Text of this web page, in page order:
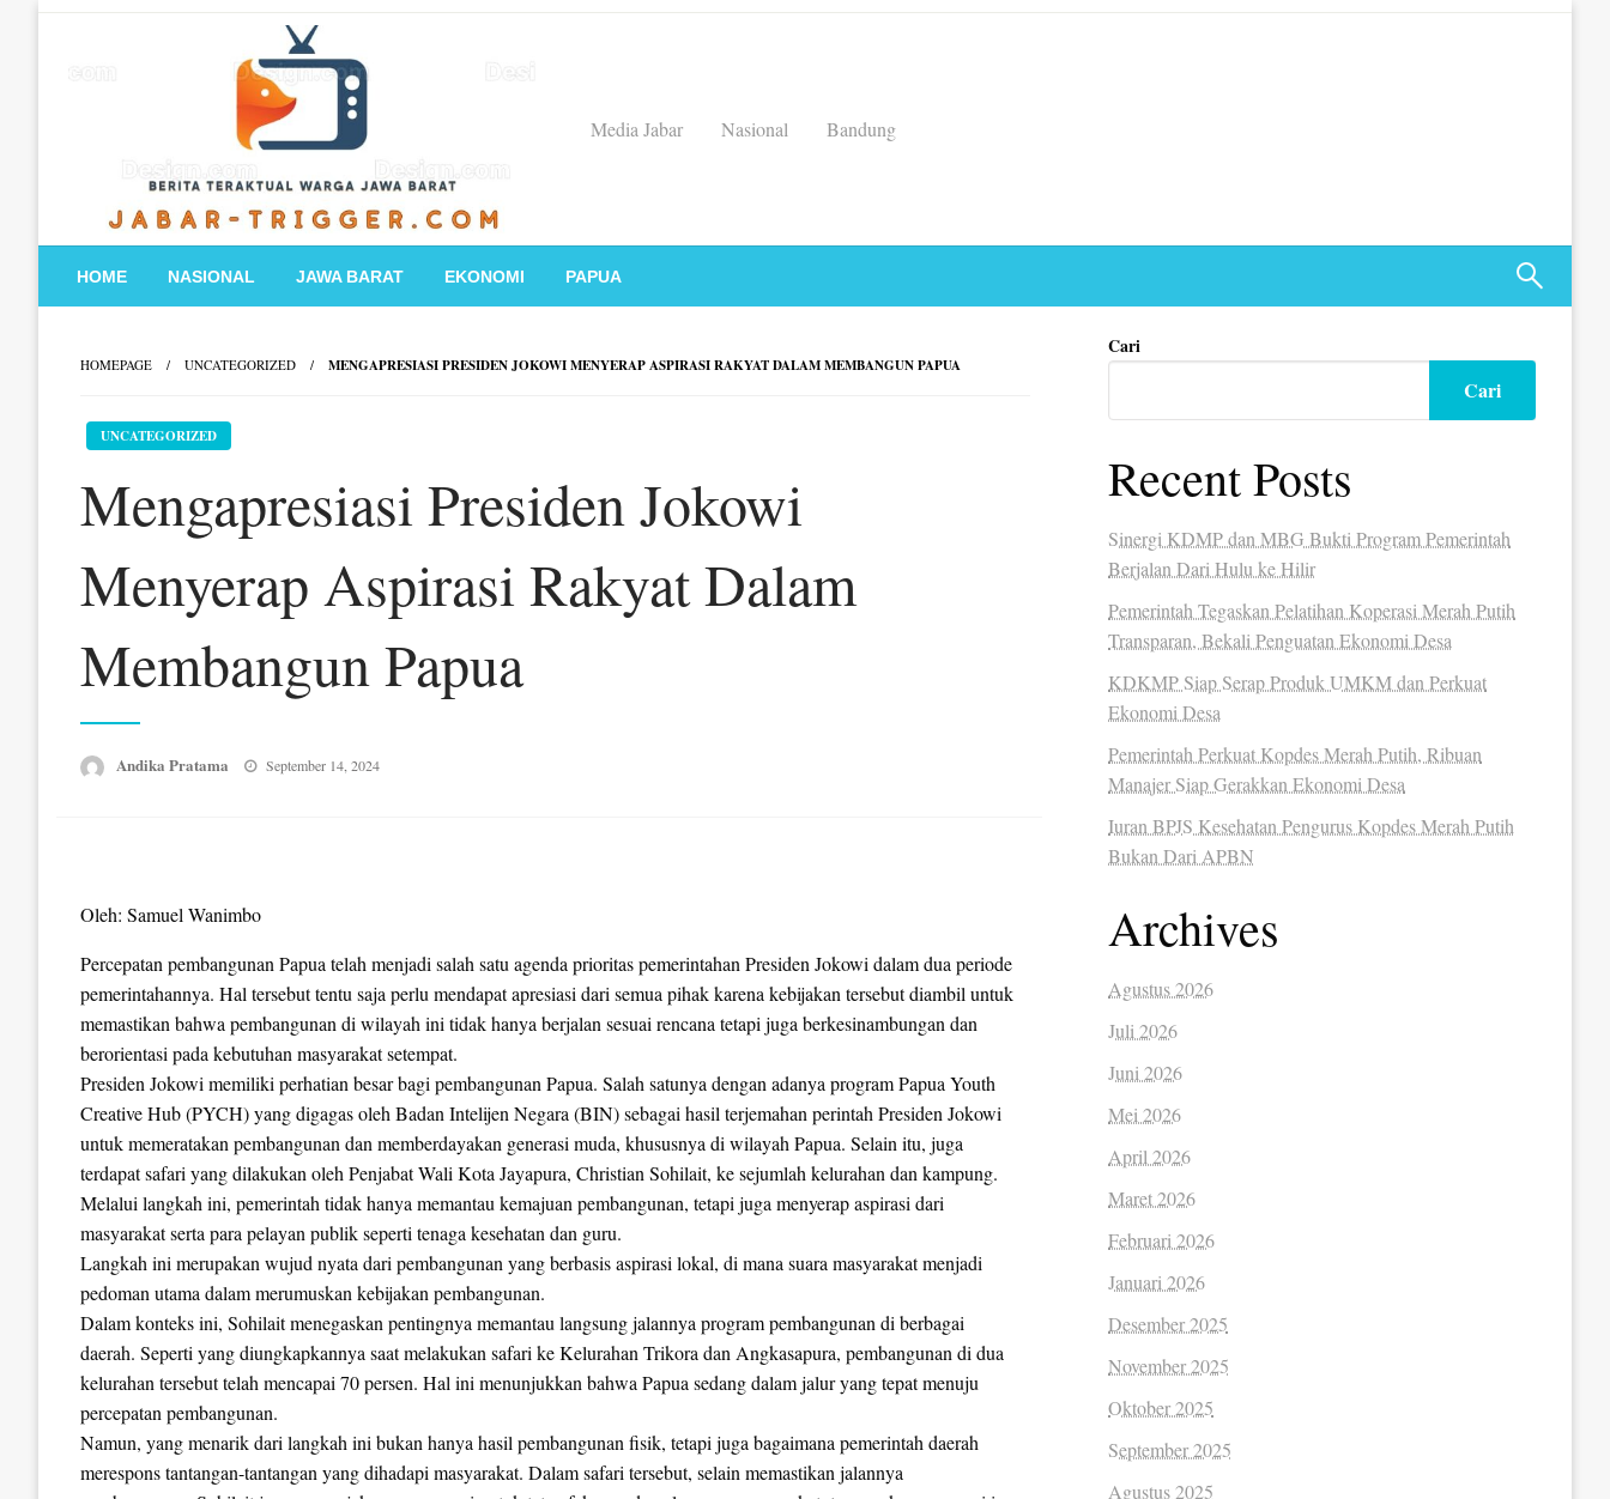
Media Jabar
Nasional Bandung
HOME NASIONAL JAWA BARAT EKONOMI PAPUA
HOMEPAGE UNCATEGORIZED MENGAPRESIASI PRESIDEN JOKOWI MENYERAP ASPIRASI RAKYAT DALAM MEMBANGUN PAPUA
UNCATEGORIZED
Mengapresiasi Presiden Jokowi
Menyerap Aspirasi Rakyat Dalam
Membangun Papua
Andika Pratama
Posted
September 14, 2024
Oleh: Samuel Wanimbo
Percepatan pembangunan Papua telah menjadi salah satu agenda prioritas pemerintahan Presiden Jokowi dalam dua periode
pemerintahannya. Hal tersebut tentu saja perlu mendapat apresiasi dari semua pihak karena kebijakan tersebut diambil untuk
memastikan bahwa pembangunan di wilayah ini tidak hanya berjalan sesuai rencana tetapi juga berkesinambungan dan
berorientasi pada kebutuhan masyarakat setempat.
Presiden Jokowi memiliki perhatian besar bagi pembangunan Papua. Salah satunya dengan adanya program Papua Youth
Creative Hub (PYCH) yang digagas oleh Badan Intelijen Negara (BIN) sebagai hasil terjemahan perintah Presiden Jokowi
untuk memeratakan pembangunan dan memberdayakan generasi muda, khususnya di wilayah Papua. Selain itu, juga
terdapat safari yang dilakukan oleh Penjabat Wali Kota Jayapura, Christian Sohilait, ke sejumlah kelurahan dan kampung.
Melalui langkah ini, pemerintah tidak hanya memantau kemajuan pembangunan, tetapi juga menyerap aspirasi dari
masyarakat serta para pelayan publik seperti tenaga kesehatan dan guru.
Langkah ini merupakan wujud nyata dari pembangunan yang berbasis aspirasi lokal, di mana suara masyarakat menjadi
pedoman utama dalam merumuskan kebijakan pembangunan.
Dalam konteks ini, Sohilait menegaskan pentingnya memantau langsung jalannya program pembangunan di berbagai
daerah. Seperti yang diungkapkannya saat melakukan safari ke Kelurahan Trikora dan Angkasapura, pembangunan di dua
kelurahan tersebut telah mencapai 70 persen. Hal ini menunjukkan bahwa Papua sedang dalam jalur yang tepat menuju
percepatan pembangunan.
Namun, yang menarik dari langkah ini bukan hanya hasil pembangunan fisik, tetapi juga bagaimana pemerintah daerah
merespons tantangan-tantangan yang dihadapi masyarakat. Dalam safari tersebut, selain memastikan jalannya
Cari
Cari
Recent Posts
Sinergi KDMP dan MBG Bukti Program Pemerintah
Berjalan Dari Hulu ke Hilir
Pemerintah Tegaskan Pelatihan Koperasi Merah Putih
Transparan, Bekali Penguatan Ekonomi Desa
KDKMP Siap Serap Produk UMKM dan Perkuat
Ekonomi Desa
Pemerintah Perkuat Kopdes Merah Putih, Ribuan
Manajer Siap Gerakkan Ekonomi Desa
Iuran BPJS Kesehatan Pengurus Kopdes Merah Putih
Bukan Dari APBN
Archives
Agustus 2026
Juli 2026
Juni 2026
Mei 2026
April 2026
Maret 2026
Februari 2026
Januari 2026
Desember 2025
November 2025
Oktober 2025
September 2025
Agustus 2025